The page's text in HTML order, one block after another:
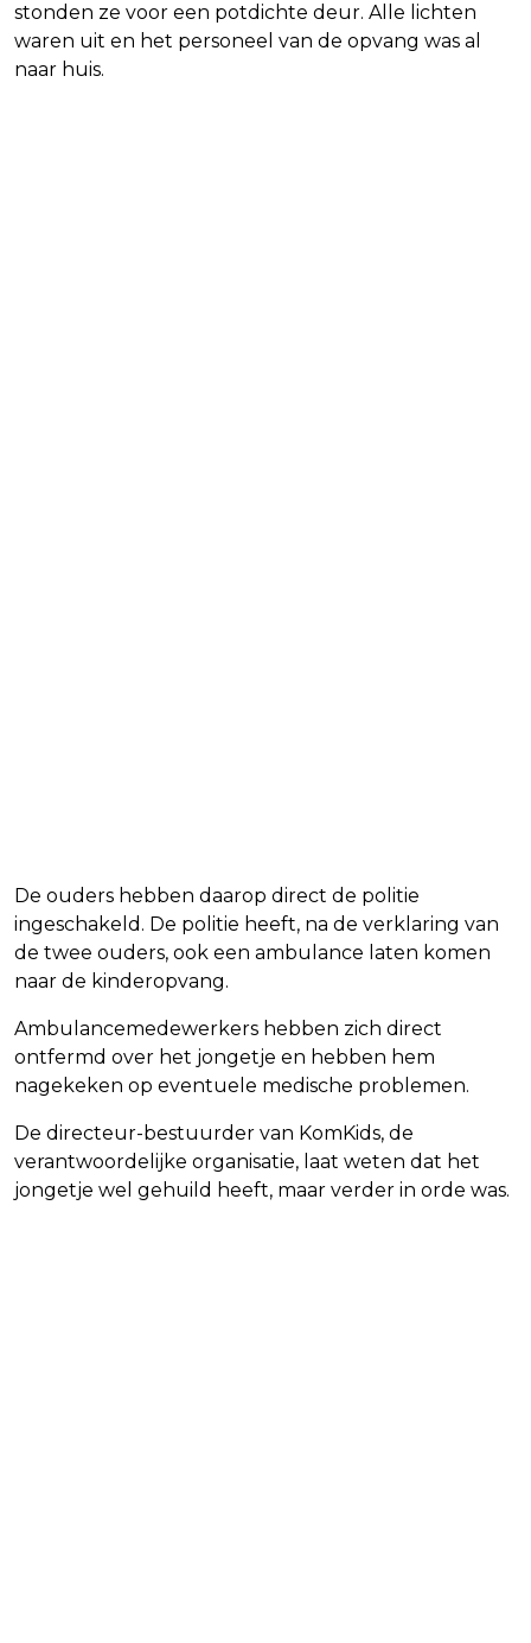
stonden ze voor een potdichte deur. Alle lichten
waren uit en het personeel van de opvang was al
naar huis.
De ouders hebben daarop direct de politie
ingeschakeld. De politie heeft, na de verklaring van
de twee ouders, ook een ambulance laten komen
naar de kinderopvang.
Ambulancemedewerkers hebben zich direct
ontfermd over het jongetje en hebben hem
nagekeken op eventuele medische problemen.
De directeur-bestuurder van KomKids, de
verantwoordelijke organisatie, laat weten dat het
jongetje wel gehuild heeft, maar verder in orde was.